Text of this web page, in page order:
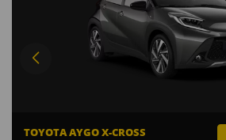
TOYOTA AYGO X-CROSS